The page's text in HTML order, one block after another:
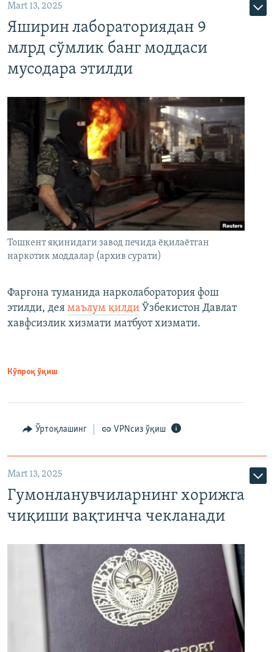
Mart 13, 2025
Яширин лабораториядан 9
млрд сўмлик банг моддаси
мусодара этилди
Тошкент яқинидаги завод печида ёқилаётган
наркотик моддалар (архив сурати)
Фарғона туманида нарколаборатория фош
этилди, дея маълум қилди Ўзбекистон Давлат
хавфсизлик хизмати матбуот хизмати.
Кўпроқ ўқиш
Ўртоқлашинг VPNсиз ўқиш
Mart 13, 2025
Гумонланувчиларнинг хорижга
чиқиши вақтинча чекланади